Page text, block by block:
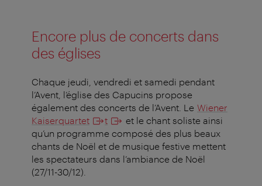
Encore plus de concerts dans
des églises
Chaque jeudi, vendredi et samedi pendant
l’Avent, l’église des Capucins propose
également des concerts de l’Avent. Le Wiener
Kaiserquartet
t
et le chant soliste ainsi
qu’un programme composé des plus beaux
chants de Noël et de musique festive mettent
les spectateurs dans l’ambiance de Noël
(27/11-30/12).